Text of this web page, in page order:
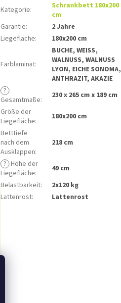
Kategorie:
Schrankbett 180x200
cm
Garantie:
2 Jahre
Liegefläche: 180x200 cm
Farblaminat:
BUCHE, WEISS,
WALNUSS, WALNUSS
LYON, EICHE SONOMA,
ANTHRAZIT, AKAZIE
?
Gesamtmaße:
230 x 265 cm x 189 cm
Größe der
Liegefläche:
180x200 cm
Betttiefe
nach dem
Ausklappen:
218 cm
? Höhe der
Liegefläche:
49 cm
Belastbarkeit:
2x120 kg
Lattenrost: Lattenrost